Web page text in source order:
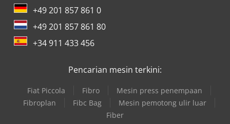
+49 201 857 861 0
+49 201 857 861 80
+34 911 433 456
Pencarian mesin terkini:
Fiat Piccola Fibro
Mesin press penempaan
Fibroplan
Fibc Bag
Mesin pemotong ulir luar
Fiber